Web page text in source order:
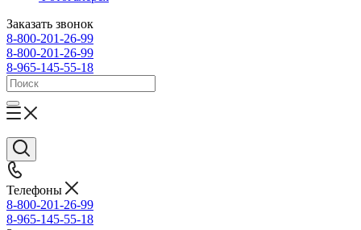
Заказать звонок
8-800-201-26-99
8-800-201-26-99
8-965-145-55-18
Телефоны
8-800-201-26-99
8-965-145-55-18